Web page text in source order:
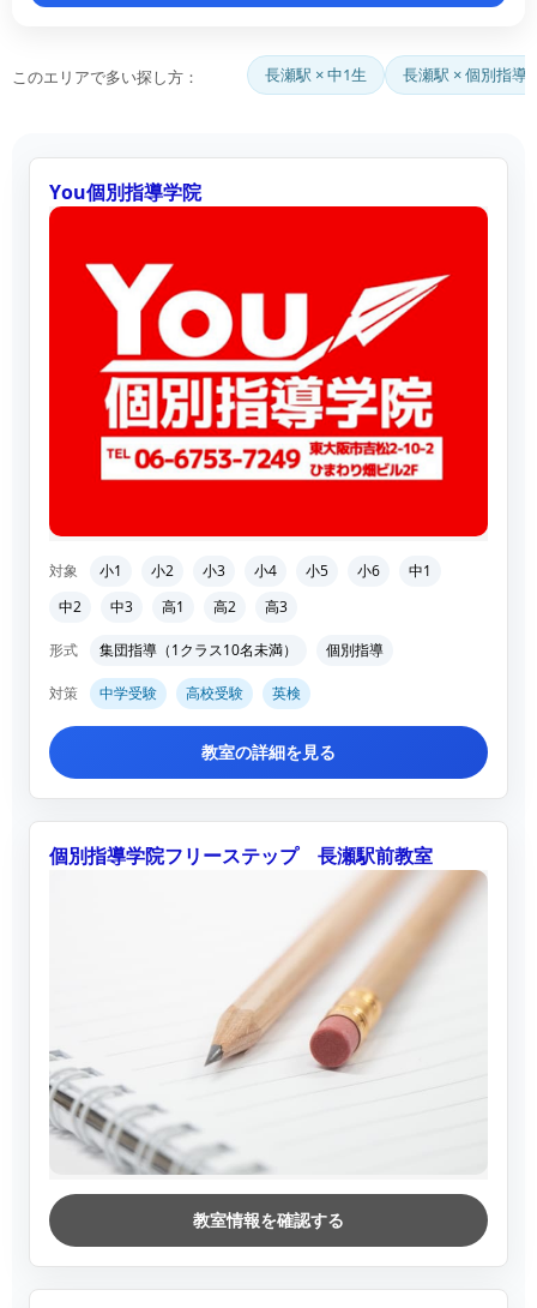
このエリアで多い探し方： 長瀬駅 × 中1生 長瀬駅 × 個別指導
You個別指導学院
対象 小1 小2 小3 小4 小5 小6
中1
中2
中3 高1 高2 高3
形式 集団指導（1クラス10名未満） 個別指導
対策 中学受験 高校受験 英検
教室の詳細を見る
個別指導学院フリーステップ 長瀬駅前教室
教室情報を確認する